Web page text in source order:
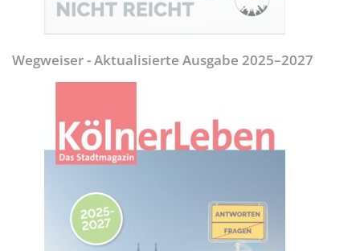
Wegweiser - Aktualisierte Ausgabe 2025–2027